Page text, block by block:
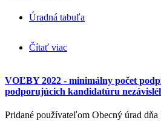
Úradná tabuľa
Čítať viac
VOĽBY 2022 - minimálny počet
podporujúcich kandidatúru
Pridané používateľom Obecný úrad dňa